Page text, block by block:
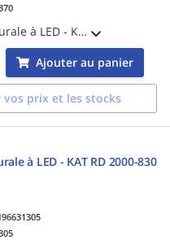
Applique murale à LED - KAT SQ 2000-840 HF - Câble pour raccordement de luminaires ¿ 1950 lm ¿ 16.3W ¿ 4000K ¿ IP65
Ajouter au panier
prix et les stocks
à LED - KAT RD 2000-830